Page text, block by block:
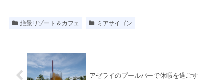
絶景リゾート＆カフェ ミアサイゴン
アゼライのプールバーで休暇を過ごす